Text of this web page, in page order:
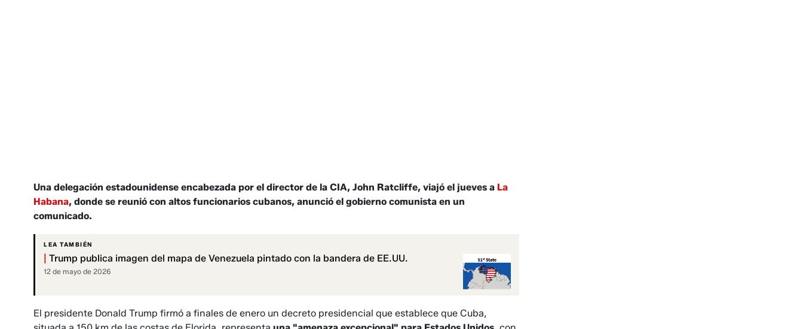
Una delegación estadounidense encabezada por el director de la CIA, John Ratcliffe, viajó el jueves a La
Habana, donde se reunió con altos funcionarios cubanos, anunció el gobierno comunista en un
comunicado.
LEA TAMBIÉN
Trump publica imagen del mapa de Venezuela pintado con la bandera de EE.UU.
12 de mayo de 2026
El presidente Donald Trump firmó a finales de enero un decreto presidencial que establece que Cuba,